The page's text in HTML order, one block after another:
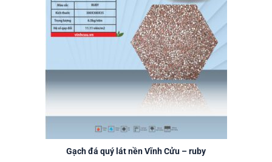
Gạch đá quý lát nền Vĩnh Cửu – ruby